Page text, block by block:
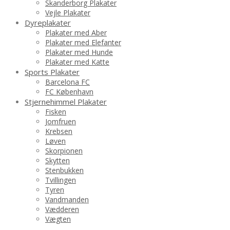
Skanderborg Plakater
Vejle Plakater
Dyreplakater
Plakater med Aber
Plakater med Elefanter
Plakater med Hunde
Plakater med Katte
Sports Plakater
Barcelona FC
FC København
Stjernehimmel Plakater
Fisken
Jomfruen
Krebsen
Løven
Skorpionen
Skytten
Stenbukken
Tvillingen
Tyren
Vandmanden
Vædderen
Vægten